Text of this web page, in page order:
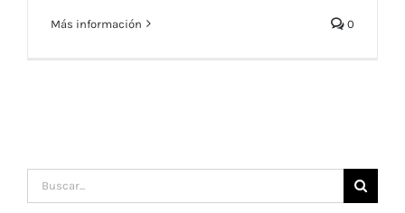
Más información 0
Buscar: